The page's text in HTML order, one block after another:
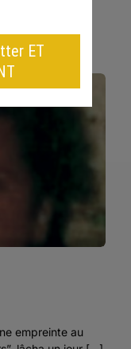
empreinte au